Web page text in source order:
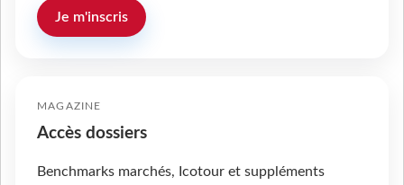
Je m'inscris
MAGAZINE
Accès dossiers
Benchmarks marchés, Icotour et suppléments